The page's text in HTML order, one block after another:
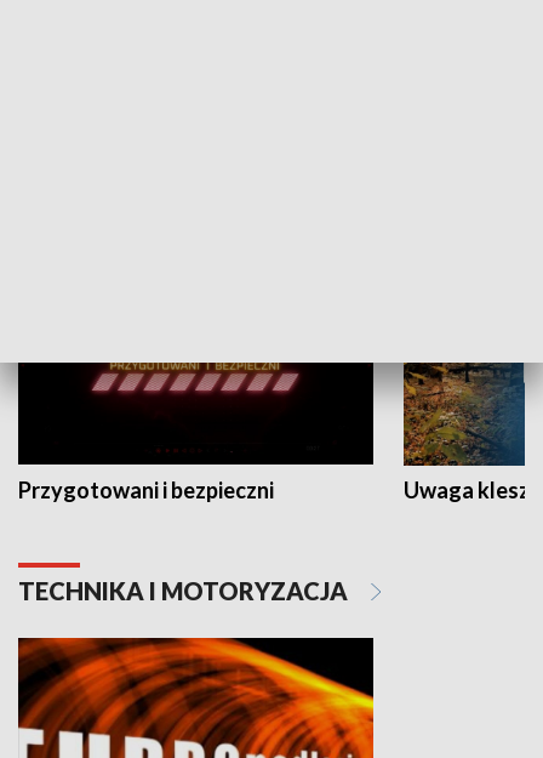
Przygotowani i bezpieczni Uwaga
TECHNIKA I MOTORYZACJA